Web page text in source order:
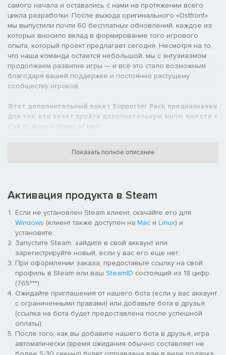
самого начала и оставались с нами на протяжении всего
цикла разработки. После выхода оригинального «Ostfront»
мы выпустили почти 60 бесплатных обновлений, каждое из
которых вносило вклад в формирование того игрового
опыта, который проект предлагает сегодня. Несмотря на то,
что наша команда остается небольшой, мы с энтузиазмом
продолжаем развитие игры — и всё это стало возможным
благодаря вашей поддержке и постоянно растущему
сообществу игроков.
Этот дополнительный пакет Supporter Pack предназначен
для тех, кто хочет пройти дополнительную милю вместе с
дает возможность энтузиастам внести свой вклад в
устранение технических ограничений и реализацию давно
Вам не нужно покупать этот комплект, чтобы наслаждаться
игрой, но все же, если вы решите купить его, то поможете
сформировать будущее игры — и за это мы вам невероятно
благодарны.
В то же время это DLC позволяет нашим самым щедрым
сторонникам выделиться и получить заслуженное признание
за их невероятную поддержку.
Пакет Supporter Pack не содержит игрового контента — это
принципиальное решение, чтобы гарантировать отсутствие
платных игровых элементов.
Вместо этого Supporter Pack предлагает закулисный контент,
Показать полное описание
Активация продукта в Steam
Если не установлен Steam клиент, скачайте его для
Windows (клиент также доступен на Mac и Linux) и
установите.
Запустите Steam, зайдите в свой аккаунт или
зарегистрируйте новый, если у вас его еще нет.
При оформлении заказа, предоставьте ссылку на свой
профиль в Steam или ваш SteamID состоящий из 18 цифр
(765***).
Ожидайте приглашения от нашего бота (если у вас аккаунт
с ограниченными правами) или добавьте бота в друзья
(ссылка на бота будет предоставлена после успешной
оплаты).
После того, как вы добавите нашего бота в друзья, игра
автоматически (время ожидания обычно составляет не